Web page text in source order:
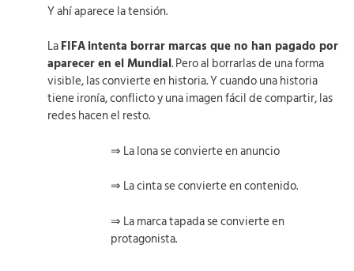
Y ahí aparece la tensión.
LaFIFAintenta borrar marcas que no han pagado por
aparecer en el Mundial. Pero al borrarlas de una forma
visible, las convierte en historia. Y cuando una historia
tiene ironía, conflicto y una imagen fácil de compartir, las
redes hacen el resto.
⇒ La lona se convierte en anuncio
⇒ La cinta se convierte en contenido.
⇒ La marca tapada se convierte en
protagonista.